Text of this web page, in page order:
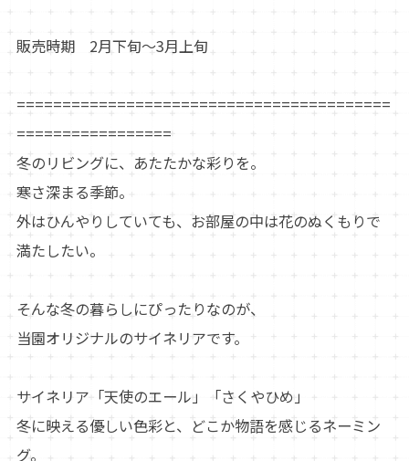
販売時期 2月下旬～3月上旬
=========================================
=================
冬のリビングに、あたたかな彩りを。
寒さ深まる季節。
外はひんやりしていても、お部屋の中は花のぬくもりで
満たしたい。
そんな冬の暮らしにぴったりなのが、
当園オリジナルのサイネリアです。
サイネリア「天使のエール」「さくやひめ」
冬に映える優しい色彩と、どこか物語を感じるネーミン
グ。